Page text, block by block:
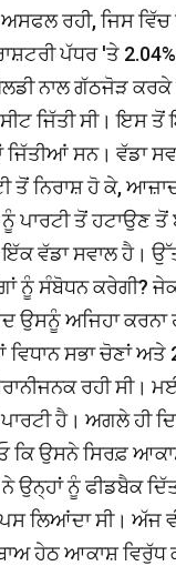
ਅਸਫਲ ਰਹੀ, ਜਿਸ
ਪੱਧਰ 'ਤੇ
ਨਾਲ ਗੱਠਜੋੜ
ਜਿੱਤੀ ਸੀ। ਇਸ
ਸਨ। ਵੱਡਾ
ਤੋਂ ਨਿਰਾਸ਼ ਹੋ ਕੇ,
ਤੋਂ ਹਟਾਉਣ ਤੋਂ
ਵੱਡਾ ਸਵਾਲ ਹੈ।
ਨੂੰ ਸੰਬੋਧਨ ਕਰੇਗੀ?
ਉਸਨੂੰ ਅਜਿਹਾ
ਸਭਾ ਚੋਣਾਂ ਅਤੇ
ਰਹੀ ਸੀ।
ਪਾਰਟੀ ਹੈ। ਅਗਲੇ
ਕਿ ਉਸਨੇ ਸਿਰਫ਼
ਉਨ੍ਹਾਂ ਨੂੰ ਫੀਡਬੈਕ
ਲਿਆਂਦਾ ਸੀ। ਅੱਜ
ਹੇਠ ਆਕਾਸ਼